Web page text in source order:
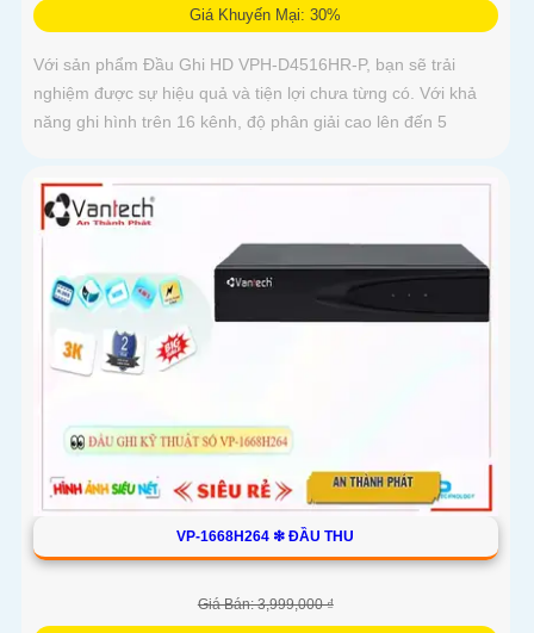
Giá Khuyến Mại: 30%
Với sản phẩm Đầu Ghi HD VPH-D4516HR-P, bạn sẽ trải
nghiệm được sự hiệu quả và tiện lợi chưa từng có. Với khả
năng ghi hình trên 16 kênh, độ phân giải cao lên đến 5
VP-1668H264 ❇ ĐẦU THU
Giá Bán: 3,999,000 ₫